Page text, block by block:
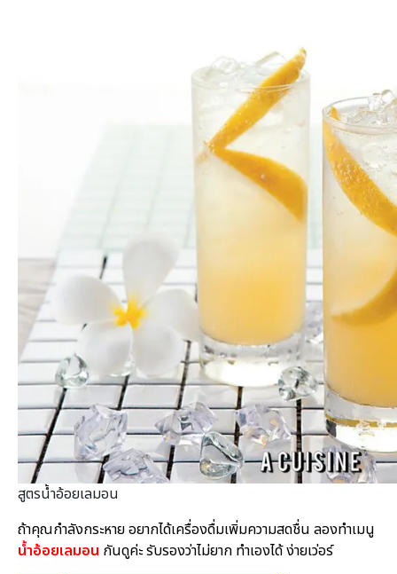
สูตรน้ำอ้อยเลมอน
ถ้าคุณกำลังกระหาย อยากได้เครื่องดื่มเพิ่มความสดชื่น ลองทำเมนู
น้ำอ้อยเลมอน กันดูค่ะ รับรองว่าไม่ยาก ทำเองได้ ง่ายเว่อร์